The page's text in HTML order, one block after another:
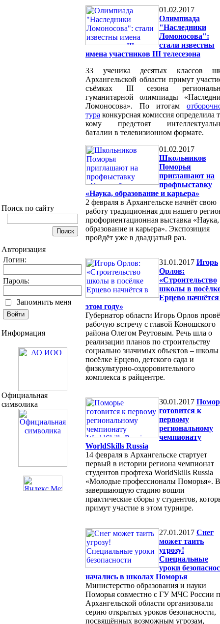
Поиск по сайту
Авторизация
Логин:
Пароль:
Запомнить меня
Информация
Официальная
символика
01.02.2017
Олимпиада
"Наследники
Ломоносова":
стали известны
имена участников III телесезона
33 ученика десятых классов
Архангельской области примут
съёмках III сезона
гуманитарной олимпиады
Ломоносова». По итогам
тура конкурсная комиссия определила
кому предстоят
баталии в телевизионном формате.
01.02.2017
Школьников
Поморья
приглашают на
профвыставку
«Наука, образование и карьера»
2 февраля в Архангельске начнёт свою
работу традиционная для нашего
профориентационная выставка «Наука,
образование и карьера». Экспозиция
пройдёт уже в двадцатый раз.
31.01.2017 Игорь
Орлов:
«Строительство
школы в
Ерцево
этом году»
Губернатор области Игорь Орлов
рабочую встречу с главой Коношского
района Олегом Реутовым. Речь шла о
реализации планов по строительству
социально значимых объектов – школы
посёлке Ерцево, детского сада и
физкультурно-оздоровительного
комплекса в райцентре.
30.01.2017
готовится к
первому
региональному
чемпионату
WorldSkills Russia
14 февраля в Архангельске стартует
первый в истории региона чемпионат
студентов профтеха WorldSkills Russia
«Молодые профессионалы Поморья». В
завершающую стадию вошли
практические сборы у студентов,
примут участие в этом турнире.
27.01.2017 Снег
может таить
угрозу!
Специальные
уроки
начались в школах Поморья
Министерство образования и науки
Поморья совместно с ГУ МЧС России
Архангельской области организовали
серию открытых уроков безопасности,
посвящённых возможным угрозам,